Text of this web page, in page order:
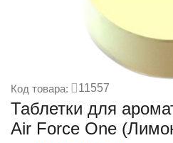
Код товара: 11557
Таблетки для
Air Force One